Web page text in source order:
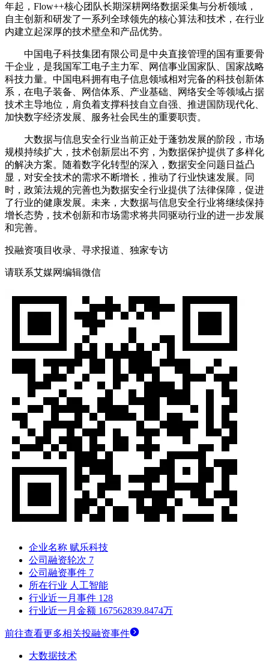
年起，Flow++核心团队长期深耕网络数据采集与分析领域，
自主创新和研发了一系列全球领先的核心算法和技术，在行业
内建立起深厚的技术壁垒和产品优势。
中国电子科技集团有限公司是中央直接管理的国有重要骨
干企业，是我国军工电子主力军、网信事业国家队、国家战略
科技力量。中国电科拥有电子信息领域相对完备的科技创新体
系，在电子装备、网信体系、产业基础、网络安全等领域占据
技术主导地位，肩负着支撑科技自立自强、推进国防现代化、
加快数字经济发展、服务社会民生的重要职责。
大数据与信息安全行业当前正处于蓬勃发展的阶段，市场
规模持续扩大，技术创新层出不穷，为数据保护提供了多样化
的解决方案。随着数字化转型的深入，数据安全问题日益凸
显，对安全技术的需求不断增长，推动了行业快速发展。同
时，政策法规的完善也为数据安全行业提供了法律保障，促进
了行业的健康发展。未来，大数据与信息安全行业将继续保持
增长态势，技术创新和市场需求将共同驱动行业的进一步发展
和完善。
投融资项目收录、寻求报道、独家专访
请联系艾媒网编辑微信
企业名称 赋乐科技
公司融资轮次 7
公司融资事件 7
所在行业 人工智能
行业近一月事件 128
行业近一月金额 167562839.8474万
前往查看更多相关投融资事件
大数据技术